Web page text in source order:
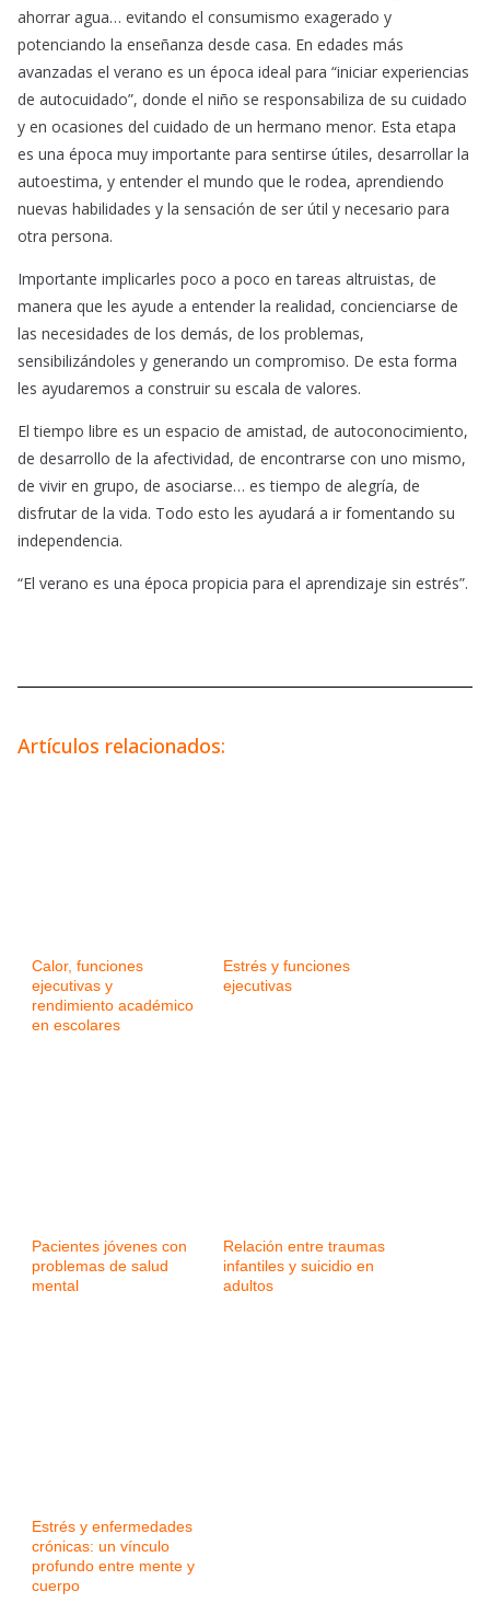
ahorrar agua… evitando el consumismo exagerado y
potenciando la enseñanza desde casa. En edades más
avanzadas el verano es un época ideal para “iniciar experiencias
de autocuidado”, donde el niño se responsabiliza de su cuidado
y en ocasiones del cuidado de un hermano menor. Esta etapa
es una época muy importante para sentirse útiles, desarrollar la
autoestima, y entender el mundo que le rodea, aprendiendo
nuevas habilidades y la sensación de ser útil y necesario para
otra persona.
Importante implicarles poco a poco en tareas altruistas, de
manera que les ayude a entender la realidad, concienciarse de
las necesidades de los demás, de los problemas,
sensibilizándoles y generando un compromiso. De esta forma
les ayudaremos a construir su escala de valores.
El tiempo libre es un espacio de amistad, de autoconocimiento,
de desarrollo de la afectividad, de encontrarse con uno mismo,
de vivir en grupo, de asociarse… es tiempo de alegría, de
disfrutar de la vida. Todo esto les ayudará a ir fomentando su
independencia.
“El verano es una época propicia para el aprendizaje sin estrés”.
Artículos relacionados:
Calor, funciones
ejecutivas y
rendimiento académico
en escolares
Estrés y funciones
ejecutivas
Pacientes jóvenes con
problemas de salud
mental
Relación entre traumas
infantiles y suicidio en
adultos
Estrés y enfermedades
crónicas: un vínculo
profundo entre mente y
cuerpo